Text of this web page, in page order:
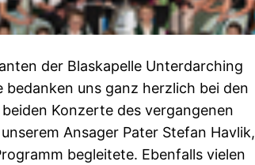
der Blaskapelle Unterdarching
bedanken uns ganz herzlich bei den
Konzerte des vergangenen
Ansager Pater Stefan Havlik,
begleitete. Ebenfalls vielen